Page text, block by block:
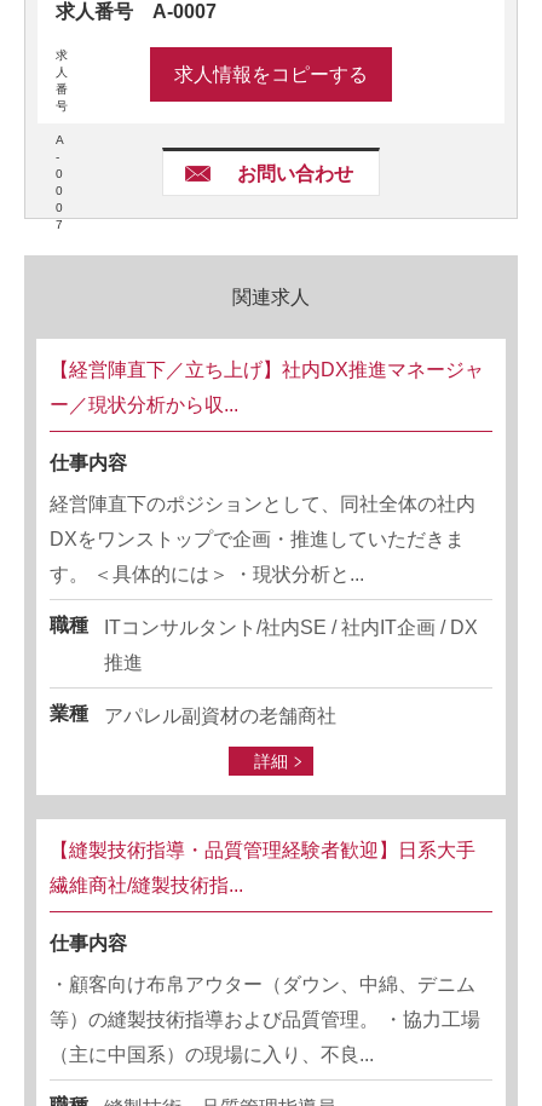
求
人
番
号
A
-
0
0
0
7
求人番号 A-0007
求人情報をコピーする
お問い合わせ
関連求人
【経営陣直下／立ち上げ】社内DX推進マネージャ
ー／現状分析から収...
仕事内容
経営陣直下のポジションとして、同社全体の社内
DXをワンストップで企画・推進していただきま
す。 ＜具体的には＞ ・現状分析と...
職種
ITコンサルタント/社内SE / 社内IT企画 / DX
推進
業種 アパレル副資材の老舗商社
詳細
【縫製技術指導・品質管理経験者歓迎】日系大手
繊維商社/縫製技術指...
仕事内容
・顧客向け布帛アウター（ダウン、中綿、デニム
等）の縫製技術指導および品質管理。 ・協力工場
（主に中国系）の現場に入り、不良...